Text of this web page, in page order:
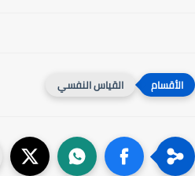
القياس النفسي